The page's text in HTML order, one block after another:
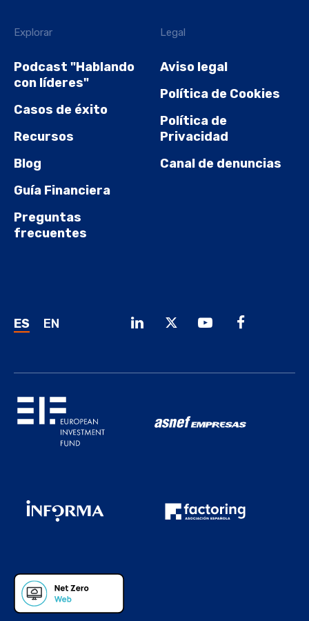
Explorar
Podcast "Hablando
con líderes"
Casos de éxito
Recursos
Blog
Guía Financiera
Preguntas
frecuentes
Legal
Aviso legal
Política de Cookies
Política de
Privacidad
Canal de denuncias
ES EN